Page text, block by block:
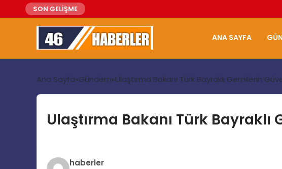
SON GELİŞME
ANA SAYFA
Ana Sayfa Gündem Ulaştırma Bakanı Türk Bayraklı Gemilerin
Ulaştırma Bakanı Türk Bayraklı
haberler